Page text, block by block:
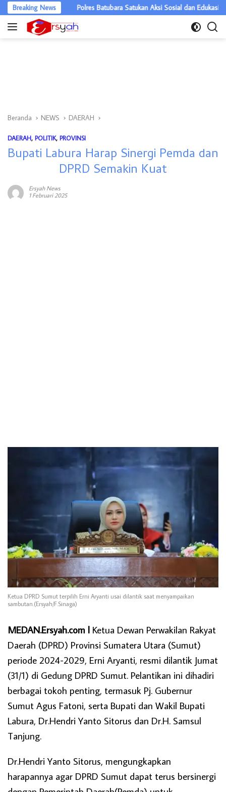
Langsung
ke
Breaking NewsPolres Batubara Satukan Aksi Sosial dan Edukasi Bahaya
Beranda NEWS DAERAH
DAERAH, POLITIK, PROVINSI
Bupati Labura Harap Sinergi Pemda dan
DPRD Semakin Kuat
Ersyah News
1 Februari 2025
Ketua DPRD Sumut terpilih Erni Aryanti usai dilantik saat menyampaikan
sambutan.(Ersyah/F.Sinaga)
MEDAN.Ersyah.com l Ketua Dewan Perwakilan Rakyat
Daerah (DPRD) Provinsi Sumatera Utara (Sumut)
periode 2024-2029, Erni Aryanti, resmi dilantik Jumat
(31/1) di Gedung DPRD Sumut. Pelantikan ini dihadiri
berbagai tokoh penting, termasuk Pj. Gubernur
Sumut Agus Fatoni, serta Bupati dan Wakil Bupati
Labura, Dr.Hendri Yanto Sitorus dan Dr.H. Samsul
Tanjung.
Dr.Hendri Yanto Sitorus, mengungkapkan
harapannya agar DPRD Sumut dapat terus bersinergi